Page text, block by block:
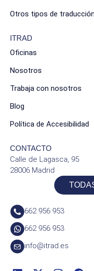
Otros tipos de
ITRAD
Oficinas
Nosotros
Trabaja con nosotros
Blog
Política de Accesibilidad
CONTACTO
Calle de Lagasca, 95
28006 Madrid
662 956 953
662 956 953
info@itrad.es